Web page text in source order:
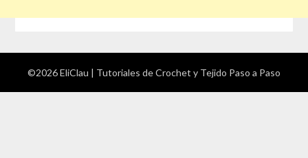
©2026 EliClau | Tutoriales de Crochet y Tejido Paso a Paso